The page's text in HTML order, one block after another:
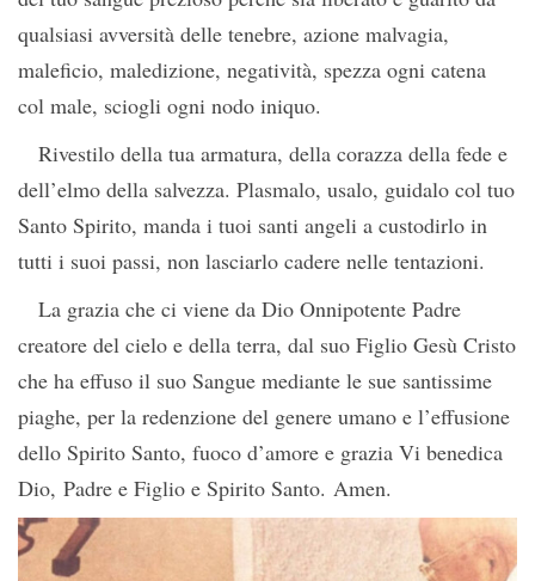
qualsiasi avversità delle tenebre, azione malvagia,
maleficio, maledizione, negatività, spezza ogni catena
col male, sciogli ogni nodo iniquo.
Rivestilo della tua armatura, della corazza della fede e
dell’elmo della salvezza. Plasmalo, usalo, guidalo col tuo
Santo Spirito, manda i tuoi santi angeli a custodirlo in
tutti i suoi passi, non lasciarlo cadere nelle tentazioni.
La grazia che ci viene da Dio Onnipotente Padre
creatore del cielo e della terra, dal suo Figlio Gesù Cristo
che ha effuso il suo Sangue mediante le sue santissime
piaghe, per la redenzione del genere umano e l’effusione
dello Spirito Santo, fuoco d’amore e grazia Vi benedica
Dio, Padre e Figlio e Spirito Santo. Amen.